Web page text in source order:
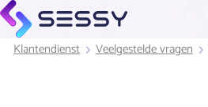
Klantendienst Veelgestelde vragen